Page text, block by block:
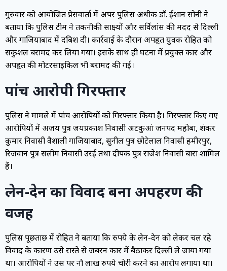
गुरुवार को आयोजित प्रेसवार्ता में अपर पुलिस अधीक्षक डॉ. ईशान सोनी ने
बताया कि पुलिस टीम ने तकनीकी साक्ष्यों और सर्विलांस की मदद से दिल्ली
और गाजियाबाद में दबिश दी। कार्रवाई के दौरान अपहृत युवक रोहित को
सकुशल बरामद कर लिया गया। इसके साथ ही घटना में प्रयुक्त कार और
अपहृत की मोटरसाइकिल भी बरामद की गई।
पांच आरोपी गिरफ्तार
पुलिस ने मामले में पांच आरोपियों को गिरफ्तार किया है। गिरफ्तार किए गए
आरोपियों में अजय पुत्र जयप्रकाश निवासी अटकुआं जनपद महोबा, शंकर
कुमार निवासी वैशाली गाजियाबाद, सुनील पुत्र छोटेलाल निवासी हमीरपुर,
रिजवान पुत्र सलीम निवासी उरई तथा दीपक पुत्र राजेश निवासी बारा शामिल
हैं।
लेन-देन का विवाद बना अपहरण की
वजह
पुलिस पूछताछ में रोहित ने बताया कि रुपये के लेन-देन को लेकर चल रहे
विवाद के कारण उसे रास्ते से जबरन कार में बैठाकर दिल्ली ले जाया गया
था। आरोपियों ने उस पर नौ लाख रुपये चोरी करने का आरोप लगाया था।